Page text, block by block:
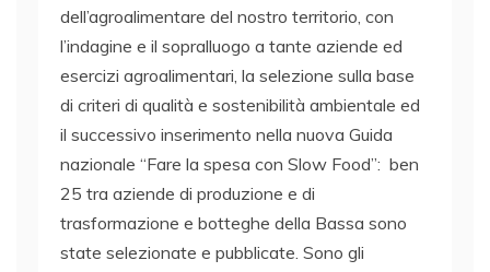
dell’agroalimentare del nostro territorio, con
l’indagine e il sopralluogo a tante aziende ed
esercizi agroalimentari, la selezione sulla base
di criteri di qualità e sostenibilità ambientale ed
il successivo inserimento nella nuova Guida
nazionale “Fare la spesa con Slow Food”: ben
25 tra aziende di produzione e di
trasformazione e botteghe della Bassa sono
state selezionate e pubblicate. Sono gli